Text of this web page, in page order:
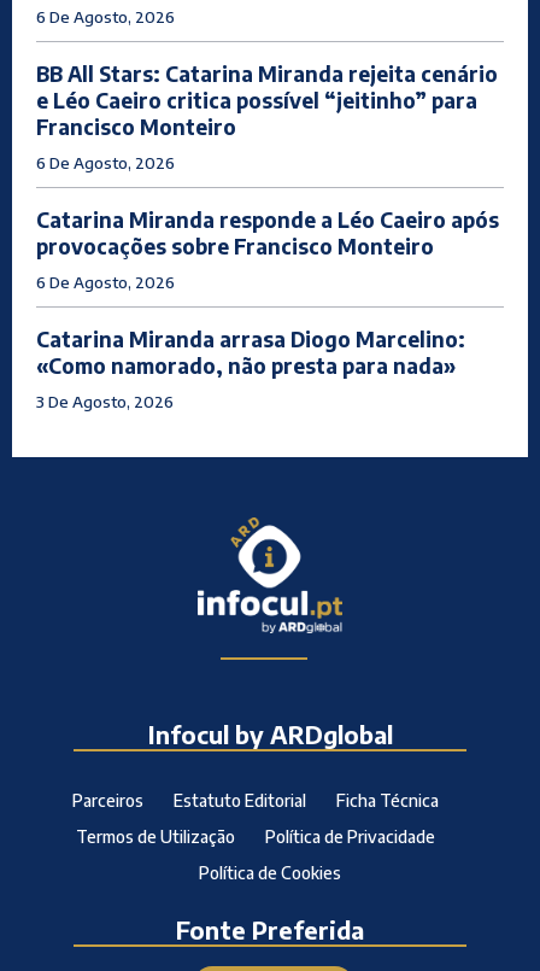
6 De Agosto, 2026
BB All Stars: Catarina Miranda rejeita cenário
e Léo Caeiro critica possível “jeitinho” para
Francisco Monteiro
6 De Agosto, 2026
Catarina Miranda responde a Léo Caeiro após
provocações sobre Francisco Monteiro
6 De Agosto, 2026
Catarina Miranda arrasa Diogo Marcelino:
«Como namorado, não presta para nada»
3 De Agosto, 2026
Infocul by ARDglobal
Parceiros Estatuto Editorial
Ficha Técnica
Termos de Utilização
Política de Privacidade
Política de Cookies
Fonte Preferida